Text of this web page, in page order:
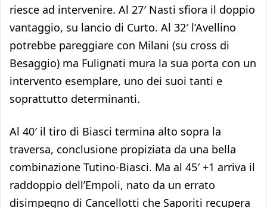
riesce ad intervenire. Al 27′ Nasti sfiora il doppio
vantaggio, su lancio di Curto. Al 32′ l’Avellino
potrebbe pareggiare con Milani (su cross di
Besaggio) ma Fulignati mura la sua porta con un
intervento esemplare, uno dei suoi tanti e
soprattutto determinanti.
Al 40′ il tiro di Biasci termina alto sopra la
traversa, conclusione propiziata da una bella
combinazione Tutino-Biasci. Ma al 45′ +1 arriva il
raddoppio dell’Empoli, nato da un errato
disimpegno di Cancellotti che Saporiti recupera